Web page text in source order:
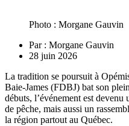
Photo : Morgane Gauvin
Par : Morgane Gauvin
28 juin 2026
La tradition se poursuit à
Baie-James (FDBJ) bat son
débuts, l’événement est
de pêche, mais aussi un
la région partout au Québec.